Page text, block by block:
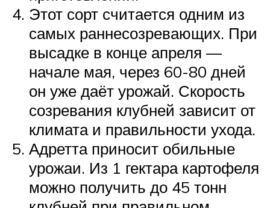
Этот сорт считается одним из
самых раннесозревающих. При
высадке в конце апреля —
начале мая, через 60-80 дней
он уже даёт урожай. Скорость
созревания клубней зависит от
климата и правильности ухода.
Адретта приносит обильные
урожаи. Из 1 гектара картофеля
можно получить до 45 тонн